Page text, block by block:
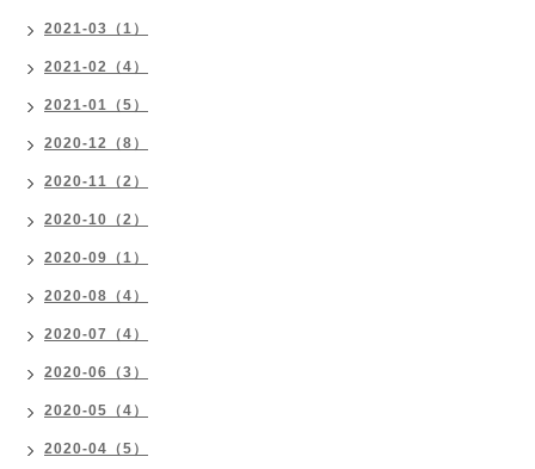
2021-03（1）
2021-02（4）
2021-01（5）
2020-12（8）
2020-11（2）
2020-10（2）
2020-09（1）
2020-08（4）
2020-07（4）
2020-06（3）
2020-05（4）
2020-04（5）